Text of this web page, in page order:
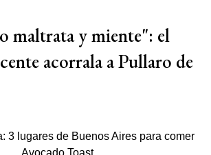
maltrata y miente": el
acorrala a Pullaro de